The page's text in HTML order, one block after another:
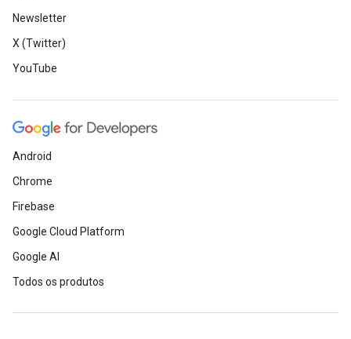
Newsletter
X (Twitter)
YouTube
Android
Chrome
Firebase
Google Cloud Platform
Google AI
Todos os produtos